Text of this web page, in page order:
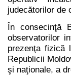
judecătorilor de
În consecinţă
observatorilor
prezenţa fizică
Republicii
şi naţionale, a